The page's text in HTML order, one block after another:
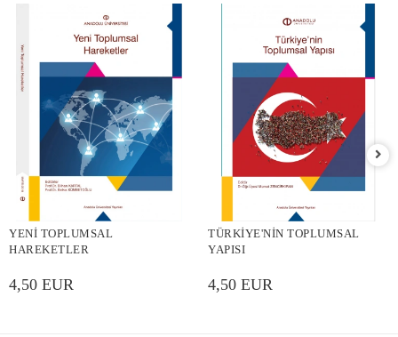
YENİ TOPLUMSAL
HAREKETLER
4,50 EUR
TÜRKİYE'NİN TOPLUMSAL
YAPISI
4,50 EUR